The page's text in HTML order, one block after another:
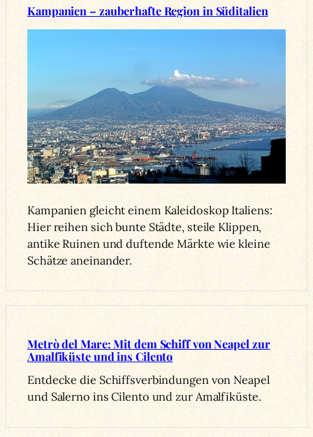
Kampanien – zauberhafte Region in Süditalien
Kampanien gleicht einem Kaleidoskop Italiens:
Hier reihen sich bunte Städte, steile Klippen,
antike Ruinen und duftende Märkte wie kleine
Schätze aneinander.
Metrò del Mare: Mit dem Schiff von Neapel zur
Amalfiküste und ins Cilento
Entdecke die Schiffsverbindungen von Neapel
und Salerno ins Cilento und zur Amalfiküste.